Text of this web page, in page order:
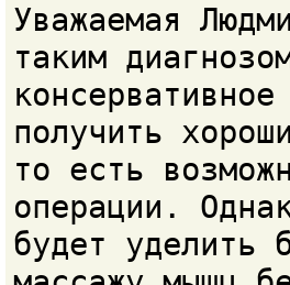
Уважаемая
таким
получить
то есть
операции.
будет уделить